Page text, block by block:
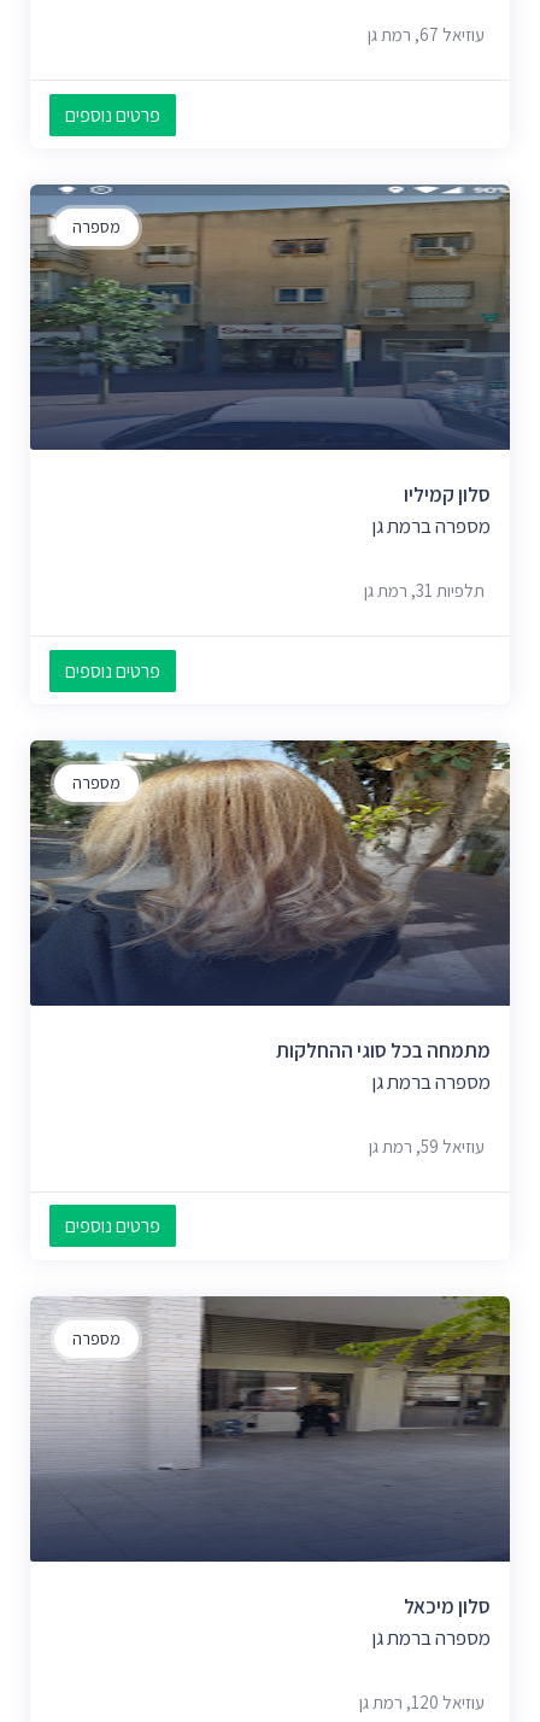
עוזיאל 67, רמת גן
פרטים נוספים
מספרה
סלון קמיליו
מספרה ברמת גן
תלפיות 31, רמת גן
פרטים נוספים
מספרה
מתמחה בכל סוגי ההחלקות
מספרה ברמת גן
עוזיאל 59, רמת גן
פרטים נוספים
מספרה
סלון מיכאל
מספרה ברמת גן
עוזיאל 120, רמת גן